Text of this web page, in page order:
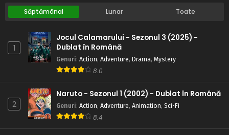
Săptămânal Lunar Toate
1
Jocul Calamarului - Sezonul 3 (2025) -
Dublat în Română
Genuri: Action, Adventure, Drama, Mystery
8.0
2
Naruto - Sezonul 1 (2002) - Dublat în Română
Genuri: Action, Adventure, Animation, Sci-Fi
8.4